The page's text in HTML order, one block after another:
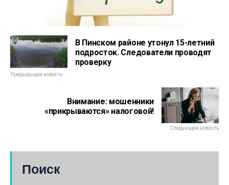
В Пинском районе утонул 15-летний
подросток. Следователи проводят
проверку
Предыдущая новость
Внимание: мошенники
«прикрываются» налоговой!
Следующая новость
Поиск